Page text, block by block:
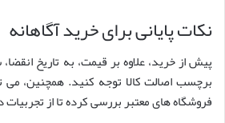
نکات پایانی برای خرید آگاهانه
پیش از خرید، علاوه بر قیمت، به تاریخ
برچسب اصالت کالا توجه کنید. همچنین، می
فروشگاه های معتبر بررسی کرده تا از تجربیات